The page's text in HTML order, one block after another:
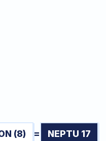
(8) = NEPTU 17